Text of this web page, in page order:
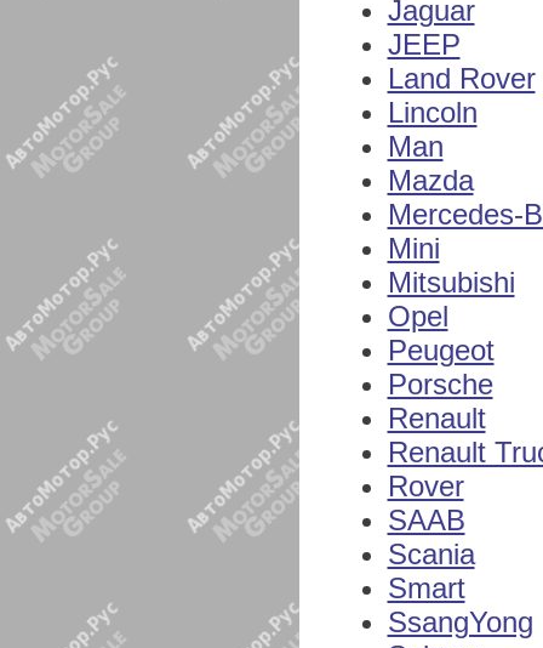
Jaguar
JEEP
Land Rover
Lincoln
Man
Mazda
Mercedes-
Mini
Mitsubishi
Opel
Peugeot
Porsche
Renault
Renault
Rover
SAAB
Scania
Smart
SsangYong